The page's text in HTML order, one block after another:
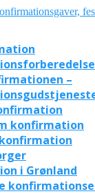
–
konfirmation
i Grønland